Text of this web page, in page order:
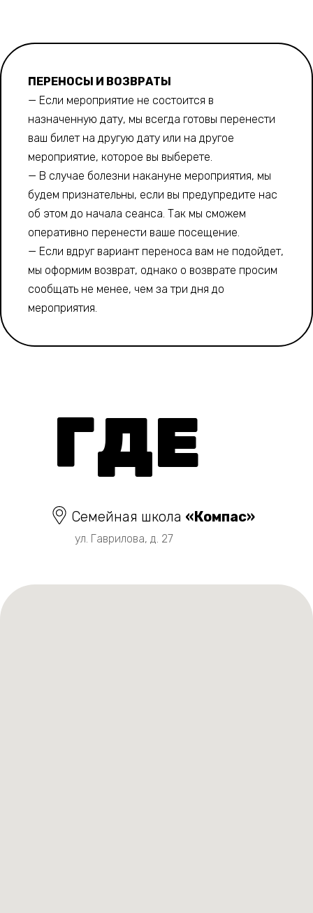
ПЕРЕНОСЫ И ВОЗВРАТЫ
— Если мероприятие не состоится в
назначенную дату, мы всегда готовы перенести
ваш билет на другую дату или на другое
мероприятие, которое вы выберете.
— В случае болезни накануне мероприятия, мы
будем признательны, если вы предупредите нас
об этом до начала сеанса. Так мы сможем
оперативно перенести ваше посещение.
— Если вдруг вариант переноса вам не подойдет,
мы оформим возврат, однако о возврате просим
сообщать не менее, чем за три дня до
мероприятия.
ГДЕ
ул. Гаврилова, д. 27
Семейная школа «Компас»